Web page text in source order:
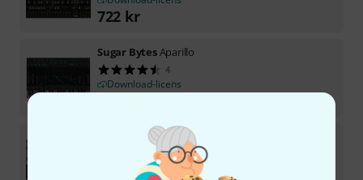
722 kr
Sugar BytesAparillo
4
Download-licens
Sugar Bytes Factory
1
Download-licens